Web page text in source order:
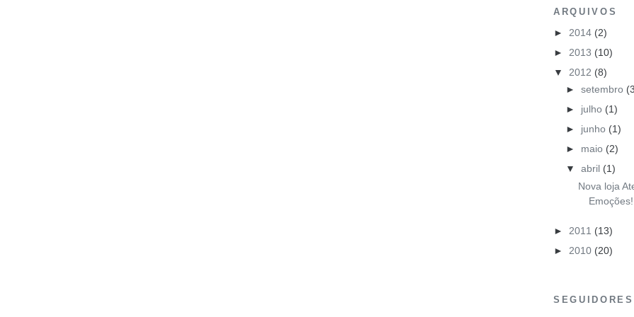
ARQUIVOS
► 2014 (2)
► 2013 (10)
▼ 2012 (8)
► setembro
► julho (1)
► junho (1)
► maio (2)
▼ abril (1)
Nova loja
Emoções!
► 2011 (13)
► 2010 (20)
SEGUIDORES